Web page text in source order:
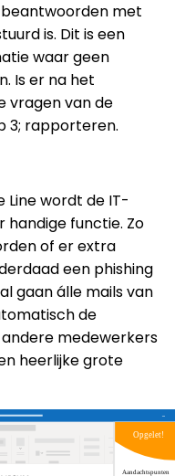
met
is. Dit is een
waar geen
Is er na het
vragen van de
3; rapporteren.
Line wordt de IT-
handige functie. Zo
of er extra
een phishing
gaan álle mails van
de
medewerkers
heerlijke grote